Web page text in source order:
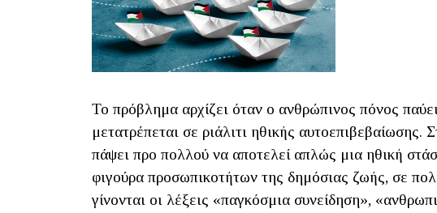
Το πρόβλημα αρχίζει όταν ο ανθρώπινος πόνος
μετατρέπεται σε ριάλιτι ηθικής
πάψει προ πολλού να αποτελεί απλώς μια ηθική
φιγούρα προσωπικοτήτων της δημόσιας ζωής, σε
γίνονται οι λέξεις «παγκόσμια συνείδηση»,